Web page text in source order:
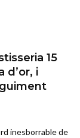
15
d’or, i
inesborrable de